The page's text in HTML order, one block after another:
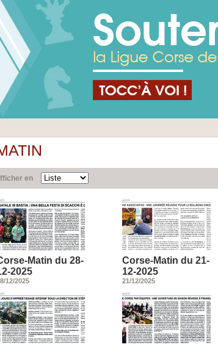
en
Matin du 28-
2025
12/2025
Corse-Matin du 21-
12-2025
21/12/2025